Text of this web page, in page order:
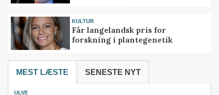
KULTUR
Får langelandsk pris for
forskning i plantegenetik
MEST LÆSTE SENESTE NYT
ULVE